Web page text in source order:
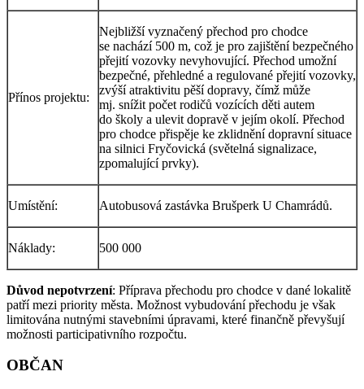
Přínos projektu:
Nejbližší vyznačený přechod pro chodce
se nachází 500 m, což je pro zajištění bezpečného
přejití vozovky nevyhovující. Přechod umožní
bezpečné, přehledné a regulované přejití vozovky,
zvýší atraktivitu pěší dopravy, čímž může
mj. snížit počet rodičů vozících děti autem
do školy a ulevit dopravě v jejím okolí. Přechod
pro chodce přispěje ke zklidnění dopravní situace
na silnici Fryčovická (světelná signalizace,
zpomalující prvky).
Umístění: Autobusová zastávka Brušperk U Chamrádů.
Náklady: 500 000
Důvod nepotvrzení: Příprava přechodu pro chodce v dané lokalitě
patří mezi priority města. Možnost vybudování přechodu je však
limitována nutnými stavebními úpravami, které finančně převyšují
možnosti participativního rozpočtu.
OBČAN